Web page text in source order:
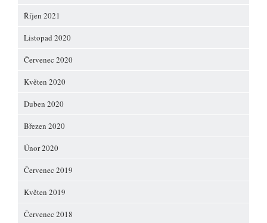
Říjen 2021
Listopad 2020
Červenec 2020
Květen 2020
Duben 2020
Březen 2020
Únor 2020
Červenec 2019
Květen 2019
Červenec 2018